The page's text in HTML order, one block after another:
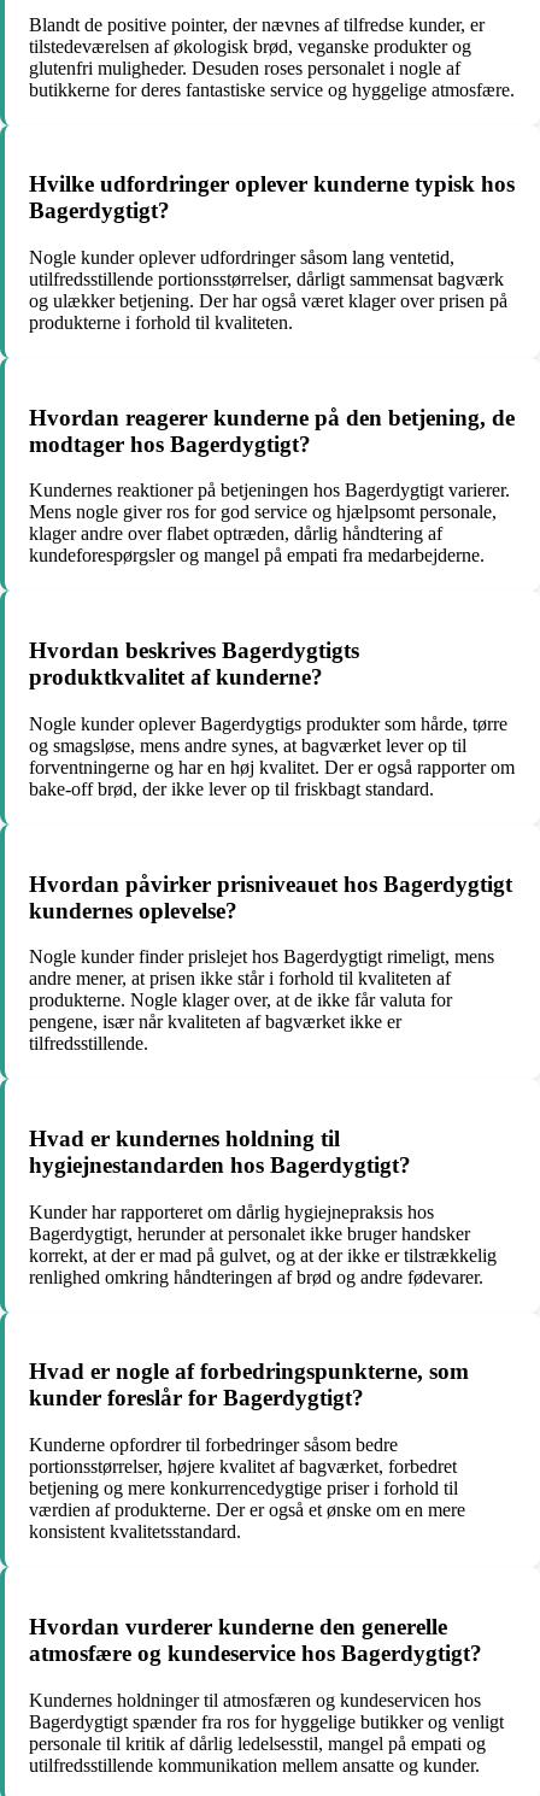
Blandt de positive pointer, der nævnes af tilfredse kunder, er
tilstedeværelsen af økologisk brød, veganske produkter og
glutenfri muligheder. Desuden roses personalet i nogle af
butikkerne for deres fantastiske service og hyggelige atmosfære.
Hvilke udfordringer oplever kunderne typisk hos
Bagerdygtigt?
Nogle kunder oplever udfordringer såsom lang ventetid,
utilfredsstillende portionsstørrelser, dårligt sammensat bagværk
og ulækker betjening. Der har også været klager over prisen på
produkterne i forhold til kvaliteten.
Hvordan reagerer kunderne på den betjening, de
modtager hos Bagerdygtigt?
Kundernes reaktioner på betjeningen hos Bagerdygtigt varierer.
Mens nogle giver ros for god service og hjælpsomt personale,
klager andre over flabet optræden, dårlig håndtering af
kundeforespørgsler og mangel på empati fra medarbejderne.
Hvordan beskrives Bagerdygtigts
produktkvalitet af kunderne?
Nogle kunder oplever Bagerdygtigs produkter som hårde, tørre
og smagsløse, mens andre synes, at bagværket lever op til
forventningerne og har en høj kvalitet. Der er også rapporter om
bake-off brød, der ikke lever op til friskbagt standard.
Hvordan påvirker prisniveauet hos Bagerdygtigt
kundernes oplevelse?
Nogle kunder finder prislejet hos Bagerdygtigt rimeligt, mens
andre mener, at prisen ikke står i forhold til kvaliteten af
produkterne. Nogle klager over, at de ikke får valuta for
pengene, især når kvaliteten af bagværket ikke er
tilfredsstillende.
Hvad er kundernes holdning til
hygiejnestandarden hos Bagerdygtigt?
Kunder har rapporteret om dårlig hygiejnepraksis hos
Bagerdygtigt, herunder at personalet ikke bruger handsker
korrekt, at der er mad på gulvet, og at der ikke er tilstrækkelig
renlighed omkring håndteringen af brød og andre fødevarer.
Hvad er nogle af forbedringspunkterne, som
kunder foreslår for Bagerdygtigt?
Kunderne opfordrer til forbedringer såsom bedre
portionsstørrelser, højere kvalitet af bagværket, forbedret
betjening og mere konkurrencedygtige priser i forhold til
værdien af produkterne. Der er også et ønske om en mere
konsistent kvalitetsstandard.
Hvordan vurderer kunderne den generelle
atmosfære og kundeservice hos Bagerdygtigt?
Kundernes holdninger til atmosfæren og kundeservicen hos
Bagerdygtigt spænder fra ros for hyggelige butikker og venligt
personale til kritik af dårlig ledelsesstil, mangel på empati og
utilfredsstillende kommunikation mellem ansatte og kunder.